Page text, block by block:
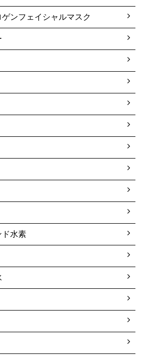
ンフェイシャルマスク
ド水素